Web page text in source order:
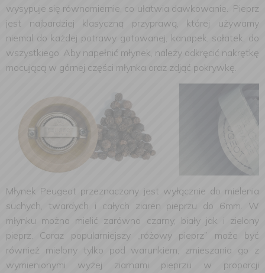
wysypuje się równomiernie, co ułatwia dawkowanie. Pieprz
jest najbardziej klasyczną przyprawą, której używamy
niemal do każdej potrawy gotowanej, kanapek, sałatek, do
wszystkiego. Aby napełnić młynek, należy odkręcić nakrętkę
mocującą w górnej części młynka oraz zdjąć pokrywkę.
Młynek Peugeot przeznaczony jest wyłącznie do mielenia
suchych, twardych i całych ziaren pieprzu do 6mm. W
młynku można mielić zarówno czarny, biały jak i zielony
pieprz. Coraz popularniejszy „różowy pieprz” może być
również mielony tylko pod warunkiem, zmieszania go z
wymienionymi wyżej ziarnami pieprzu w proporcji